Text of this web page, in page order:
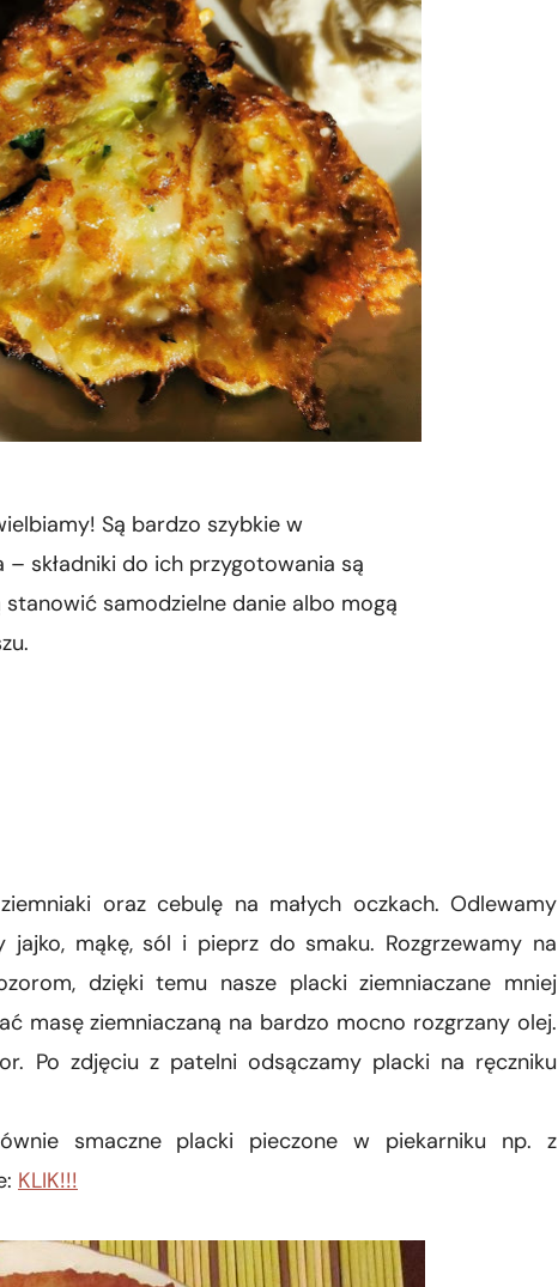
Są bardzo szybkie w
składniki do ich przygotowania są
samodzielne danie albo mogą
oraz cebulę na małych oczkach. Odlewamy
mąkę, sól i pieprz do smaku. Rozgrzewamy na
dzięki temu nasze placki ziemniaczane mniej
masę ziemniaczaną na bardzo mocno rozgrzany olej.
Po zdjęciu z patelni odsączamy placki na ręczniku
smaczne placki pieczone w piekarniku np. z
KLIK!!!